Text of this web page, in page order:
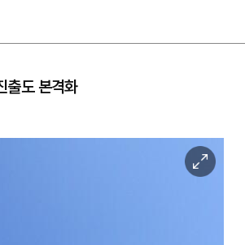
도 본격화
이
미